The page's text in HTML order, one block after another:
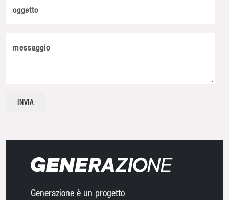
oggetto
messaggio
Generazione è un progetto